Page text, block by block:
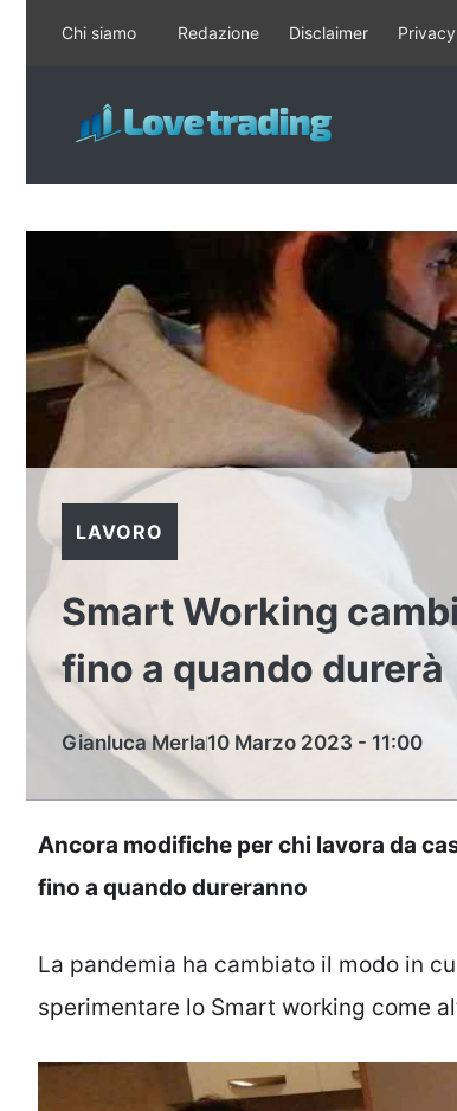
contenuto
Chi siamo Redazione Disclaimer
LAVORO
Smart Working
fino a quando durerà
Gianluca Merla10 Marzo 2023 - 11:00
Ancora modifiche per chi lavora da
fino a quando dureranno
La pandemia ha cambiato il modo in
sperimentare lo Smart working come